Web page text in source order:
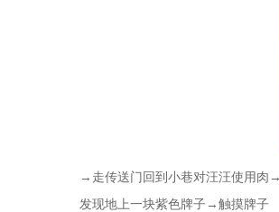
→走传送门回到小巷对汪汪使用
发现地上一块紫色牌子→触摸牌子